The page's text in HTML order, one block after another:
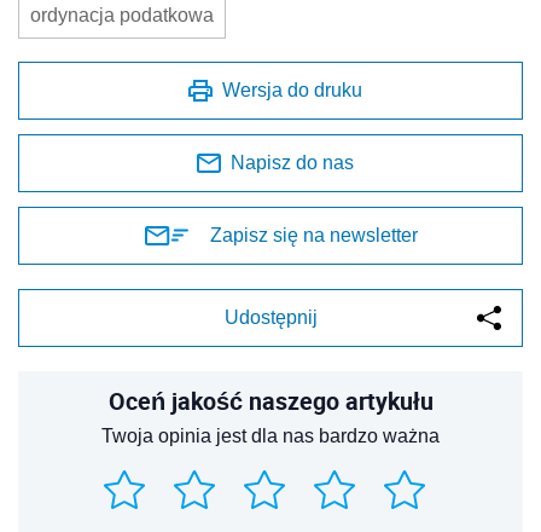
ordynacja podatkowa
Wersja do druku
Napisz do nas
Zapisz się na newsletter
Udostępnij
Oceń jakość naszego artykułu
Twoja opinia jest dla nas bardzo ważna